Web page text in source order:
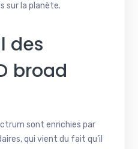
sur la planète.
des
broad
sont enrichies par
qui vient du fait qu’il